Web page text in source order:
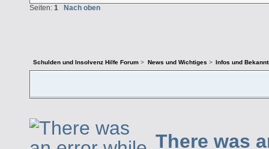
Seiten: 1 Nach oben
Schulden und Insolvenz Hilfe Forum > News und Wichtiges > Infos und
There was